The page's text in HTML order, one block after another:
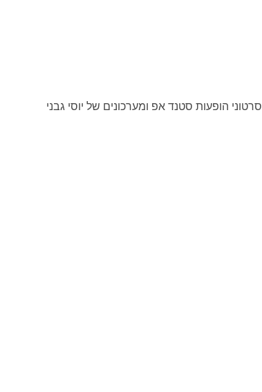
סרטוני הופעות סטנד אפ ומערכונים של יוסי גבני